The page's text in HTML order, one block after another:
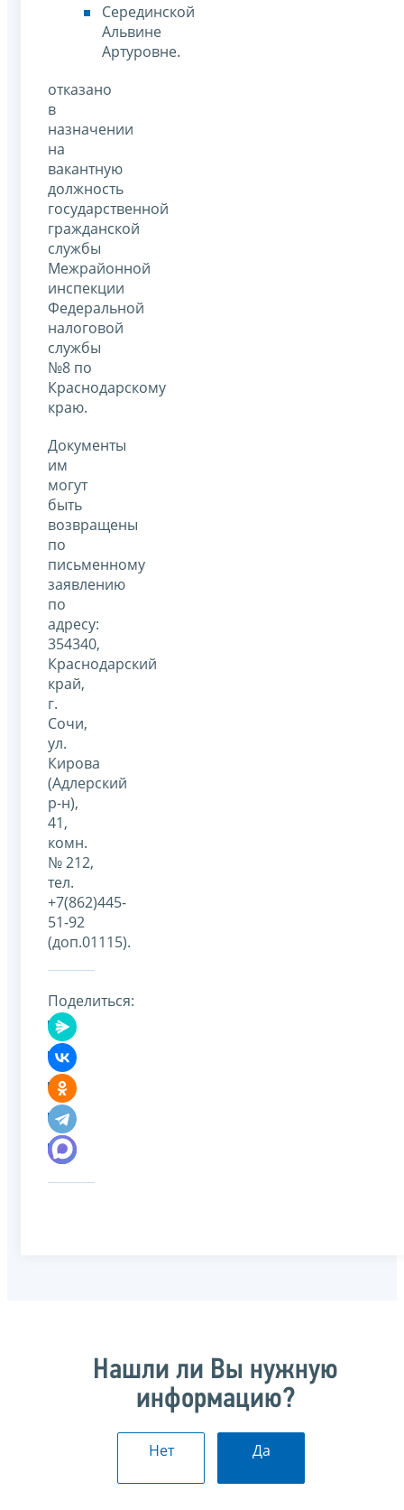
Серединской
Альвине
Артуровне.
отказано
в
назначении
на
вакантную
должность
государственной
гражданской
службы
Межрайонной
инспекции
Федеральной
налоговой
службы
№8 по
Краснодарскому
краю.
Документы
им
могут
быть
возвращены
по
письменному
заявлению
по
адресу:
354340,
Краснодарский
край,
г.
Сочи,
ул.
Кирова
(Адлерский
р-н),
41,
комн.
№ 212,
тел.
+7(862)445-
51-92
(доп.01115).
Поделиться:
Нашли ли Вы нужную
информацию?
Нет Да